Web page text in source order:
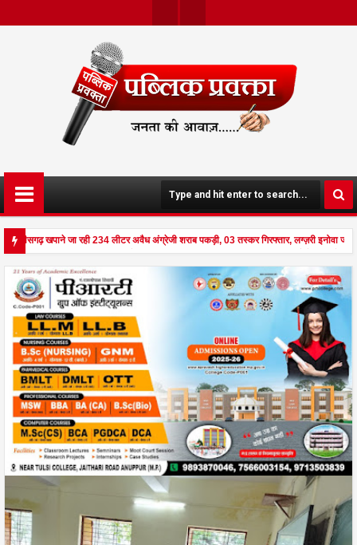
Ter
Boo
K
खपाने जा रही 234 लीटर अवैध अंग्रेजी शराब पकड़ी, 03 तस्कर गिरफ्तार, लग्ज़री इनोवा
दहला अनूपपुर - घर पर किसान व नौकरानी का मिला रक्तरंजित शव, पत्नी गंभीर घायल में मेडिकल रेफर